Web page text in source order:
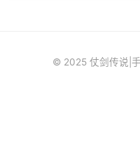
© 2025 仗剑传说|